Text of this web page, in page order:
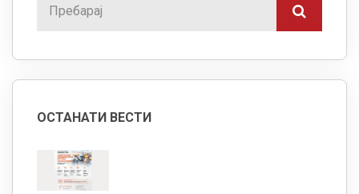
ОСТАНАТИ ВЕСТИ